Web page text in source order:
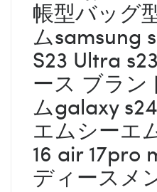
帳型バッグ
ムsamsung
S23 Ultra
ース ブラン
ムgalaxy
エムシーエ
16 air 17pro
ディースメ